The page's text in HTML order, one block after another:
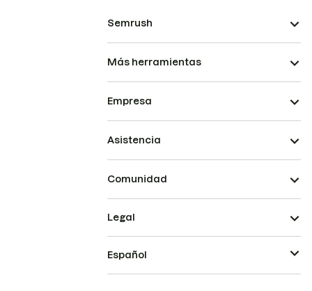
Semrush
Más herramientas
Empresa
Asistencia
Comunidad
Legal
Español